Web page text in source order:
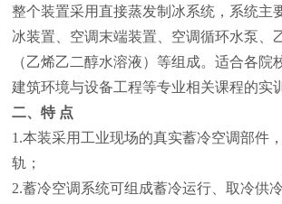
整个装置采用直接蒸发制冰系统，系统主
冰装置、空调末端装置、空调循环水泵、
（乙烯乙二醇水溶液）等组成。适合各院
建筑环境与设备工程等专业相关课程的实
二、特 点
1.本装采用工业现场的真实蓄冷空调部件
轨；
2.蓄冷空调系统可组成蓄冷运行、取冷供